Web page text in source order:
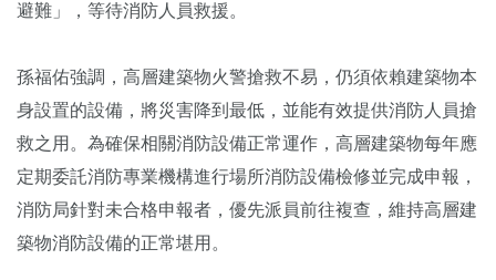
避難」，等待消防人員救援。
孫福佑強調，高層建築物火警搶救不易，仍須依賴建築物本
身設置的設備，將災害降到最低，並能有效提供消防人員搶
救之用。為確保相關消防設備正常運作，高層建築物每年應
定期委託消防專業機構進行場所消防設備檢修並完成申報，
消防局針對未合格申報者，優先派員前往複查，維持高層建
築物消防設備的正常堪用。